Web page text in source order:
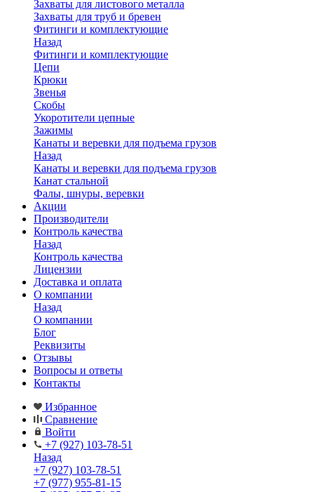
Захваты для листового металла
Захваты для труб и бревен
Фитинги и комплектующие
Назад
Фитинги и комплектующие
Цепи
Крюки
Звенья
Скобы
Укоротители цепные
Зажимы
Канаты и веревки для подъема грузов
Назад
Канаты и веревки для подъема грузов
Канат стальной
Фалы, шнуры, веревки
Акции
Производители
Контроль качества
Назад
Контроль качества
Лицензии
Доставка и оплата
О компании
Назад
О компании
Блог
Реквизиты
Отзывы
Вопросы и ответы
Контакты
Избранное
Сравнение
Войти
+7 (927) 103-78-51
Назад
+7 (927) 103-78-51
+7 (977) 955-81-15